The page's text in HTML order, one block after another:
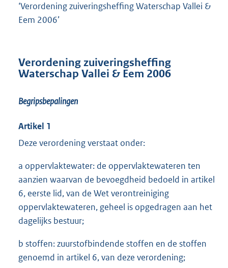
‘Verordening zuiveringsheffing Waterschap Vallei &
Eem 2006’
Verordening zuiveringsheffing
Waterschap Vallei & Eem 2006
Begripsbepalingen
Artikel 1
Deze verordening verstaat onder:
a oppervlaktewater: de oppervlaktewateren ten
aanzien waarvan de bevoegdheid bedoeld in artikel
6, eerste lid, van de Wet verontreiniging
oppervlaktewateren, geheel is opgedragen aan het
dagelijks bestuur;
b stoffen: zuurstofbindende stoffen en de stoffen
genoemd in artikel 6, van deze verordening;